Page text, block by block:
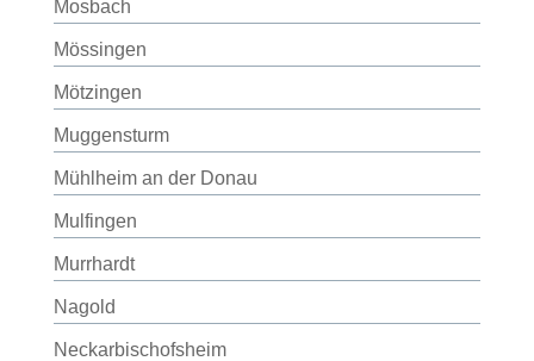
Mosbach
Mössingen
Mötzingen
Muggensturm
Mühlheim an der Donau
Mulfingen
Murrhardt
Nagold
Neckarbischofsheim